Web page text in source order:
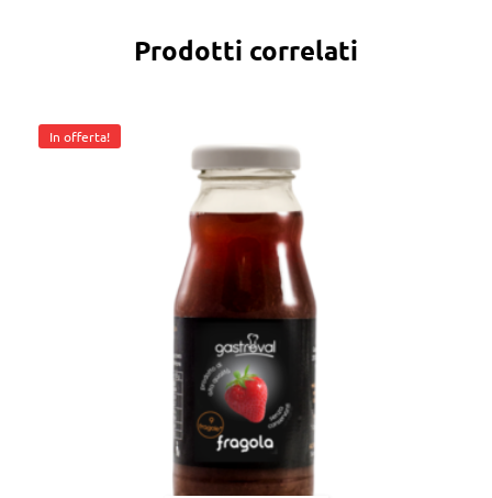
Prodotti correlati
In offerta!